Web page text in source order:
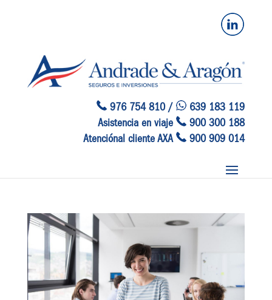
976 754 810 /
639 183 119
Asistencia en viaje
900 300 188
Atenciónal cliente AXA
900 909 014